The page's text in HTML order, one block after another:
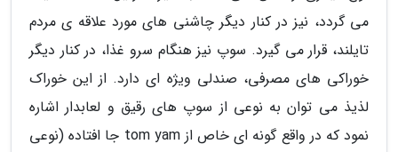
می گردد، نیز در کنار دیگر چاشنی های مورد علاقه ی مردم
تایلند، قرار می گیرد. سوپ نیز هنگام سرو غذا، در کنار دیگر
خوراکی های مصرفی، صندلی ویژه ای دارد. از این خوراک
لذیذ می توان به نوعی از سوپ های رقیق و لعابدار اشاره
نمود که در واقع گونه ای خاص از tom yam جا افتاده (نوعی